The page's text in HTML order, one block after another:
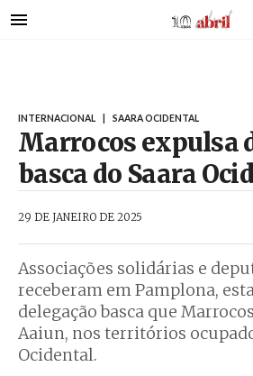
para
INTERNACIONAL SAARA OCIDENTAL
Marrocos expulsa
basca do Saara
29 DE JANEIRO DE 2025
Associações solidárias e
receberam em Pamplona,
delegação basca que
Aaiun, nos territórios
Ocidental.